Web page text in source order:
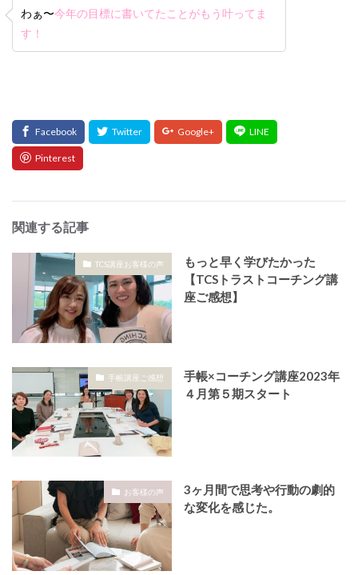
わぁ〜今年の目標に書いてたことがもう叶ってま
す！
関連する記事
TCS講座お客様の声
もっと早く学びたかった
【TCSトラストコーチング講
座ご感想】
手帳講座ご感想
手帳×コーチング講座2023年
４月第５期スタート
お客様の声
3ヶ月間で思考や行動の劇的
な変化を感じた。